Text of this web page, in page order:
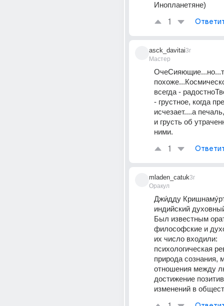
Инопланетяне)
1
asck_davitai
Мастер
3г
всегда -
- грустное, когда
исчезает....а
и грусть об
ними.
1
mladen_catuk
Оракул
3г
Джи́дду
индийский
Был известным
философские и
их число входили:
психологическая
природа сознания,
отношения между
достижение
изменений в